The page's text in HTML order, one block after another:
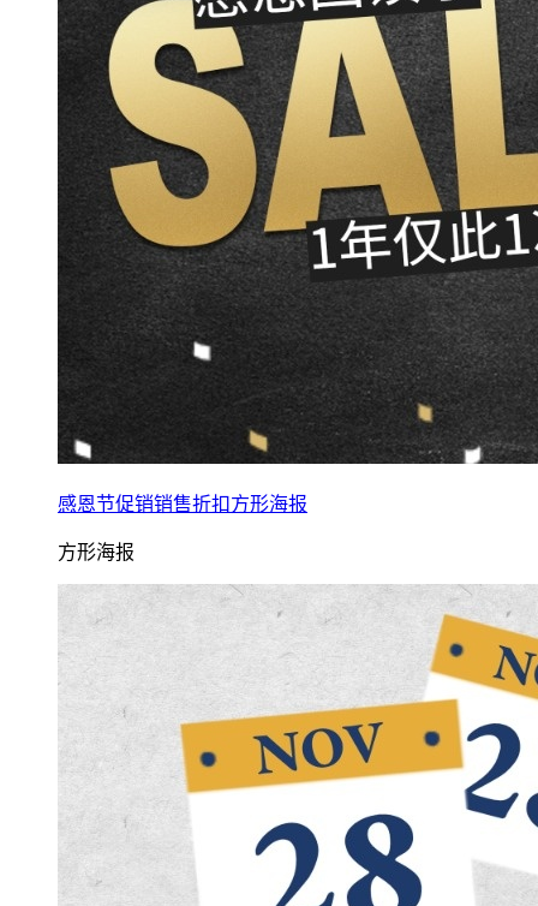
感恩节促销销售折扣方形海报
方形海报